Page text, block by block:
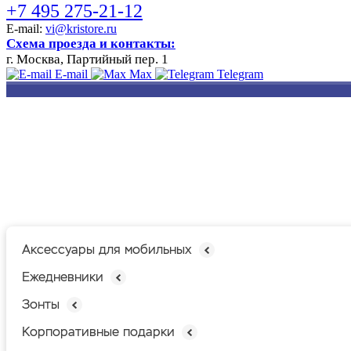
+7 495 275-21-12
E-mail: vi@kristore.ru
Схема проезда и контакты:
г. Москва, Партийный пер. 1
E-mail Max Telegram
Аксессуары для мобильных
Ежедневники
Зонты
Корпоративные подарки